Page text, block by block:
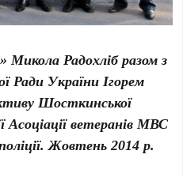
Радохліб разом з
Ради України Ігорем
Шосткинської
Асоціації ветеранів МВС
Жовтень 2014 р.